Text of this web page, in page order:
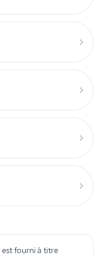
fourni à titre